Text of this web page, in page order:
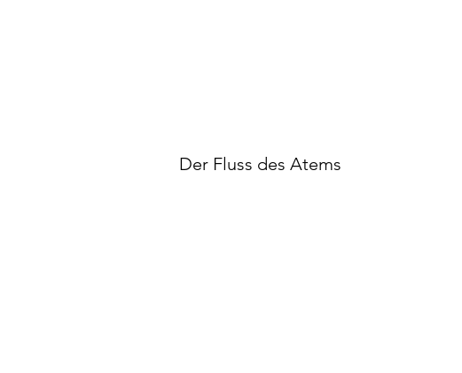
Der Fluss des Atems